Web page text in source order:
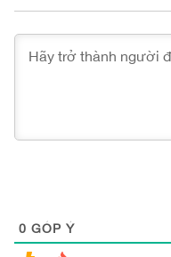
0 GÓP Ý